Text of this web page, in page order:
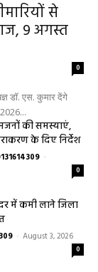
से
9 अगस्त
0
डॉ. एस. कुमार देंगे
की समस्याएं,
के दिए निर्देश
-
0
में कमी लाने जिला
- August 3, 2026
0